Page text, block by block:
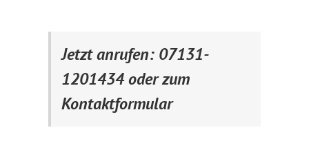
Jetzt anrufen: 07131-
1201434 oder zum
Kontaktformular